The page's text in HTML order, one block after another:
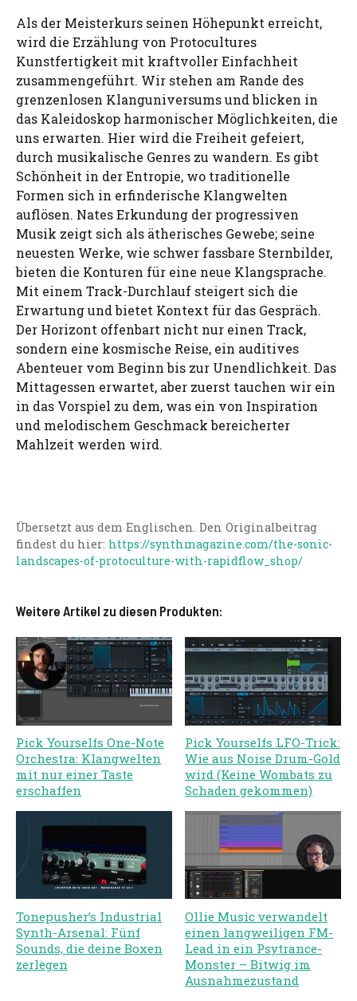
Als der Meisterkurs seinen Höhepunkt erreicht,
wird die Erzählung von Protocultures
Kunstfertigkeit mit kraftvoller Einfachheit
zusammengeführt. Wir stehen am Rande des
grenzenlosen Klanguniversums und blicken in
das Kaleidoskop harmonischer Möglichkeiten, die
uns erwarten. Hier wird die Freiheit gefeiert,
durch musikalische Genres zu wandern. Es gibt
Schönheit in der Entropie, wo traditionelle
Formen sich in erfinderische Klangwelten
auflösen. Nates Erkundung der progressiven
Musik zeigt sich als ätherisches Gewebe; seine
neuesten Werke, wie schwer fassbare Sternbilder,
bieten die Konturen für eine neue Klangsprache.
Mit einem Track-Durchlauf steigert sich die
Erwartung und bietet Kontext für das Gespräch.
Der Horizont offenbart nicht nur einen Track,
sondern eine kosmische Reise, ein auditives
Abenteuer vom Beginn bis zur Unendlichkeit. Das
Mittagessen erwartet, aber zuerst tauchen wir ein
in das Vorspiel zu dem, was ein von Inspiration
und melodischem Geschmack bereicherter
Mahlzeit werden wird.
Übersetzt aus dem Englischen. Den Originalbeitrag
findest du hier: https://synthmagazine.com/the-sonic-
landscapes-of-protoculture-with-rapidflow_shop/
Weitere Artikel zu diesen Produkten:
Pick Yourselfs One-Note
Orchestra: Klangwelten
mit nur einer Taste
erschaffen
Pick Yourselfs LFO-Trick:
Wie aus Noise Drum-Gold
wird (Keine Wombats zu
Schaden gekommen)
Tonepusher’s Industrial
Synth-Arsenal: Fünf
Sounds, die deine Boxen
zerlegen
Ollie Music verwandelt
einen langweiligen FM-
Lead in ein Psytrance-
Monster – Bitwig im
Ausnahmezustand